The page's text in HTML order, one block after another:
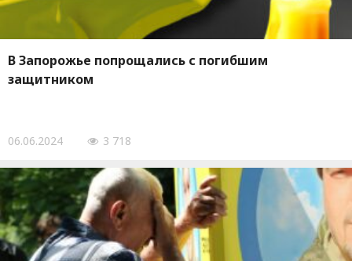
В Запорожье попрощались с погибшим
защитником
06.06.2024 3 718